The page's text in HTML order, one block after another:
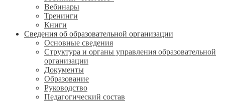
Вебинары
Тренинги
Книги
Сведения об образовательной организации
Основные сведения
Структура и органы управления образовательной
организации
Документы
Образование
Руководство
Педагогический состав